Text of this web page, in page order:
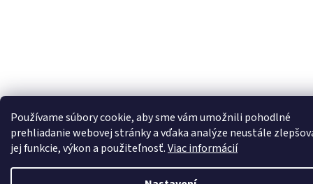
Používame súbory cookie, aby sme vám umožnili pohodlné
prehliadanie webovej stránky a vďaka analýze neustále
jej funkcie, výkon a použiteľnosť.Viac informácií